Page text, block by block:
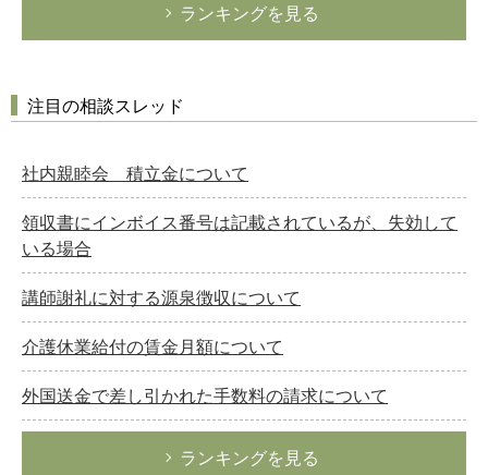
ランキングを見る
注目の相談スレッド
社内親睦会 積立金について
領収書にインボイス番号は記載されているが、失効して
いる場合
講師謝礼に対する源泉徴収について
介護休業給付の賃金月額について
外国送金で差し引かれた手数料の請求について
ランキングを見る